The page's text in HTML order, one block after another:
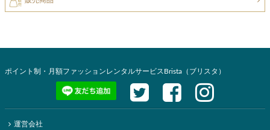
ポイント制・月額ファッションレンタルサービスBrista（ブリスタ）
運営会社